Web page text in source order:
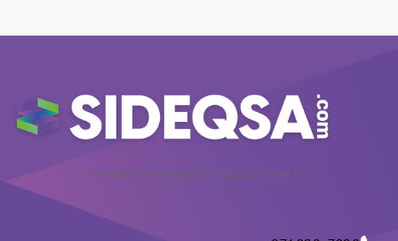
Soluciones en Identificación y Equipos S.A. de C.V.